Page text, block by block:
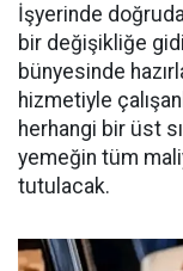
İşyerinde
bir değişikliğe
bünyesinde
hizmetiyle
herhangi bir üst
yemeğin tüm
tutulacak.